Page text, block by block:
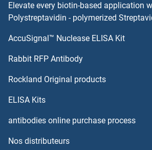
IFT57 Anticorps
IFT46 Anticorps
IGFL2 Anticorps
IGFL4 Anticorps
Elevate every biotin-based application
Polystreptavidin - polymerized
AccuSignal™ Nuclease ELISA Kit
Rabbit RFP Antibody
Rockland Original products
ELISA Kits
antibodies online purchase process
Nos distributeurs